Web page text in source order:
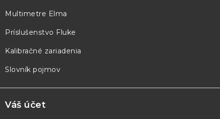
e
Multimetre Elma
Príslušenstvo Fluke
Kalibračné zariadenia
Slovník pojmov
Váš účet